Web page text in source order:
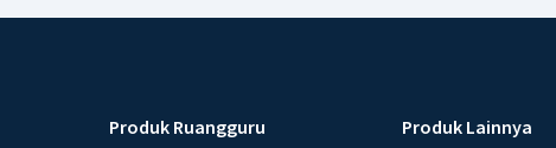
Produk Ruangguru Produk Lainnya